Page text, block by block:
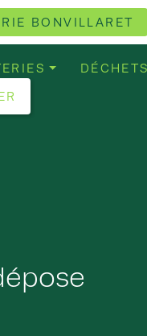
BONVILLARET
DÉCHETS